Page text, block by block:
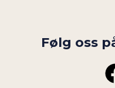
Følg oss